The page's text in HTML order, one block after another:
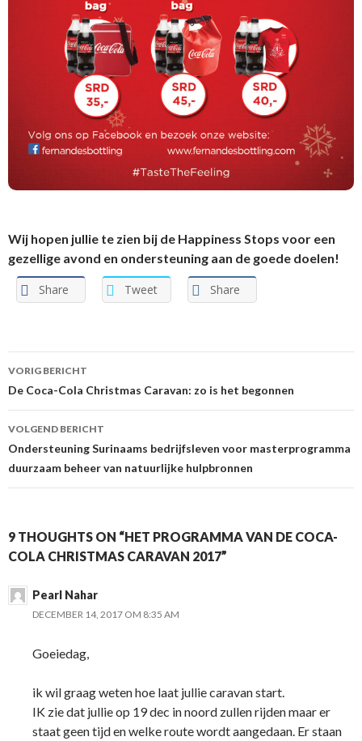
Wij hopen jullie te zien bij de Happiness Stops voor een
gezellige avond en ondersteuning aan de goede doelen!
Share Tweet Share
Berichtnavigatie
VORIG BERICHT
De Coca-Cola Christmas Caravan: zo is het begonnen
VOLGEND BERICHT
Ondersteuning Surinaams bedrijfsleven voor masterprogramma
duurzaam beheer van natuurlijke hulpbronnen
9 THOUGHTS ON “HET PROGRAMMA VAN DE COCA-
COLA CHRISTMAS CARAVAN 2017”
Pearl Nahar
DECEMBER 14, 2017 OM 8:35 AM
Goeiedag,
ik wil graag weten hoe laat jullie caravan start.
IK zie dat jullie op 19 dec in noord zullen rijden maar er
staat geen tijd en welke route wordt aangedaan. Er staan